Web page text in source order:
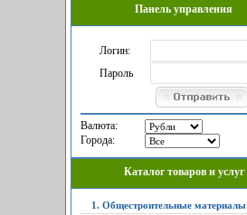
Панель управления
Логин:
Пароль
Валюта:
Города:
Каталог товаров и услуг
1. Общестроительные материалы